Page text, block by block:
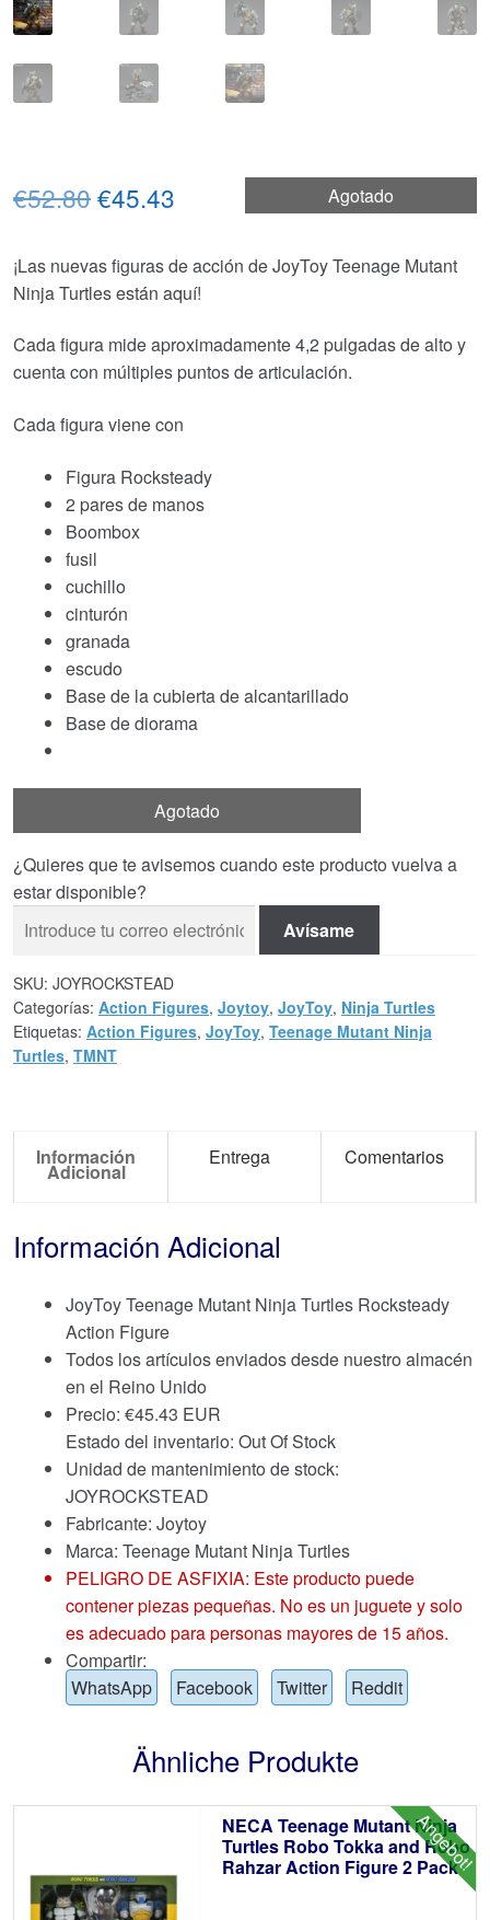
Agotado
€52.80El
original
€52.80.
€45.43
actual
es:
€45.43.
¡Las nuevas figuras de acción de JoyToy Teenage Mutant
Ninja Turtles están aquí!
Cada figura mide aproximadamente 4,2 pulgadas de alto y
cuenta con múltiples puntos de articulación.
Cada figura viene con
Figura Rocksteady
2 pares de manos
Boombox
fusil
cuchillo
cinturón
granada
escudo
Base de la cubierta de alcantarillado
Base de diorama
Agotado
¿Quieres que te avisemos cuando este producto vuelva a
estar disponible?
Avísame
SKU: JOYROCKSTEAD
Categorías: Action Figures, Joytoy, JoyToy, Ninja Turtles
Etiquetas: Action Figures, JoyToy, Teenage Mutant Ninja
Turtles, TMNT
Información
Adicional
Entrega Comentarios
Información Adicional
JoyToy Teenage Mutant Ninja Turtles Rocksteady
Action Figure
Todos los artículos enviados desde nuestro almacén
en el Reino Unido
Precio: €45.43 EUR
Estado del inventario: Out Of Stock
Unidad de mantenimiento de stock:
JOYROCKSTEAD
Fabricante: Joytoy
Marca: Teenage Mutant Ninja Turtles
PELIGRO DE ASFIXIA: Este producto puede
contener piezas pequeñas. No es un juguete y solo
es adecuado para personas mayores de 15 años.
Compartir:
WhatsApp
Facebook Twitter Reddit
Ähnliche Produkte
Angebot!
NECA Teenage Mutant Ninja
Turtles Robo Tokka and Robo
Rahzar Action Figure 2 Pack